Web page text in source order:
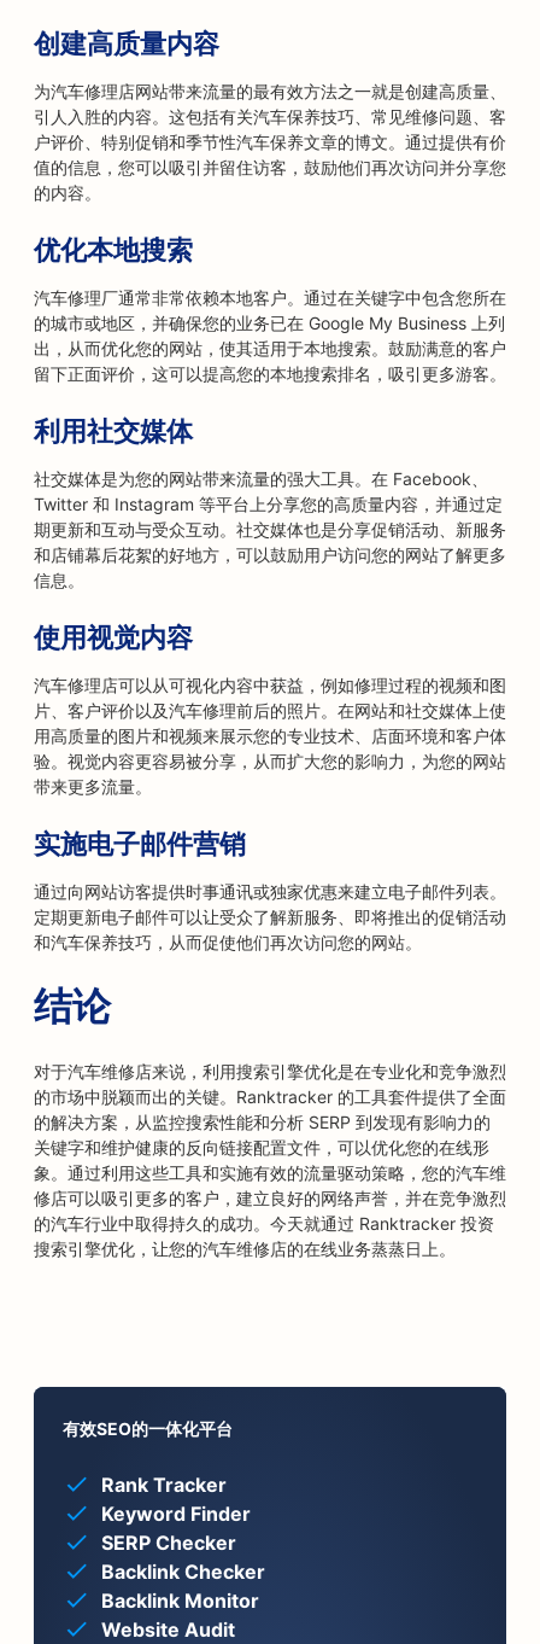
创建高质量内容
为汽车修理店网站带来流量的最有效方法之一就是创建高质量、
引人入胜的内容。这包括有关汽车保养技巧、常见维修问题、客
户评价、特别促销和季节性汽车保养文章的博文。通过提供有价
值的信息，您可以吸引并留住访客，鼓励他们再次访问并分享您
的内容。
优化本地搜索
汽车修理厂通常非常依赖本地客户。通过在关键字中包含您所在
的城市或地区，并确保您的业务已在 Google My Business 上列
出，从而优化您的网站，使其适用于本地搜索。鼓励满意的客户
留下正面评价，这可以提高您的本地搜索排名，吸引更多游客。
利用社交媒体
社交媒体是为您的网站带来流量的强大工具。在 Facebook、
Twitter 和 Instagram 等平台上分享您的高质量内容，并通过定
期更新和互动与受众互动。社交媒体也是分享促销活动、新服务
和店铺幕后花絮的好地方，可以鼓励用户访问您的网站了解更多
信息。
使用视觉内容
汽车修理店可以从可视化内容中获益，例如修理过程的视频和图
片、客户评价以及汽车修理前后的照片。在网站和社交媒体上使
用高质量的图片和视频来展示您的专业技术、店面环境和客户体
验。视觉内容更容易被分享，从而扩大您的影响力，为您的网站
带来更多流量。
实施电子邮件营销
通过向网站访客提供时事通讯或独家优惠来建立电子邮件列表。
定期更新电子邮件可以让受众了解新服务、即将推出的促销活动
和汽车保养技巧，从而促使他们再次访问您的网站。
结论
对于汽车维修店来说，利用搜索引擎优化是在专业化和竞争激烈
的市场中脱颖而出的关键。Ranktracker 的工具套件提供了全面
的解决方案，从监控搜索性能和分析 SERP 到发现有影响力的
关键字和维护健康的反向链接配置文件，可以优化您的在线形
象。通过利用这些工具和实施有效的流量驱动策略，您的汽车维
修店可以吸引更多的客户，建立良好的网络声誉，并在竞争激烈
的汽车行业中取得持久的成功。今天就通过 Ranktracker 投资
搜索引擎优化，让您的汽车维修店的在线业务蒸蒸日上。
有效SEO的一体化平台
Rank Tracker
Keyword Finder
SERP Checker
Backlink Checker
Backlink Monitor
Website Audit